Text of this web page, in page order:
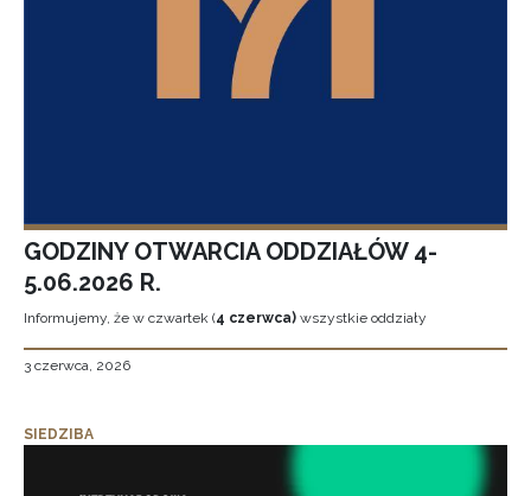
GODZINY OTWARCIA ODDZIAŁÓW 4-
5.06.2026 R.
Informujemy, że w czwartek (4 czerwca) wszystkie oddziały
3 czerwca, 2026
SIEDZIBA